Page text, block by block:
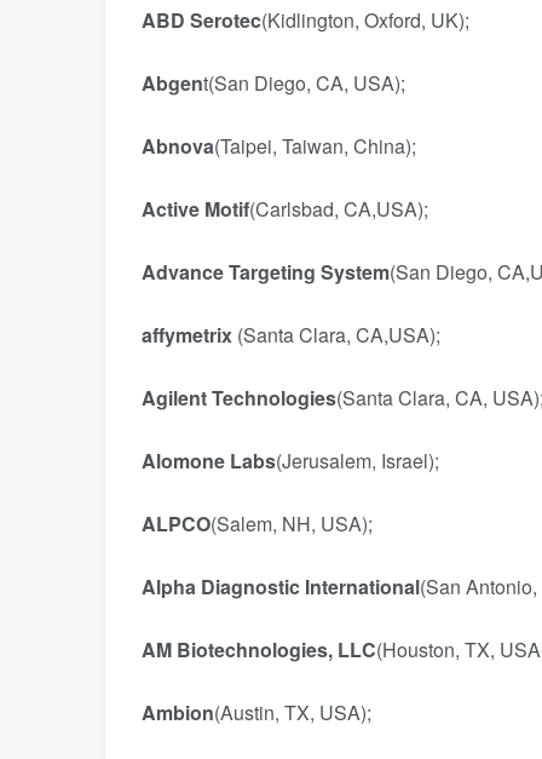
ABD Serotec(Kidlington, Oxford, UK);
Abgent(San Diego, CA, USA);
Abnova(Taipei, Taiwan, China);
Active Motif(Carlsbad, CA,USA);
Advance Targeting System(San Diego,
affymetrix (Santa Clara, CA,USA);
Agilent Technologies(Santa Clara, CA, USA);
Alomone Labs(Jerusalem, Israel);
ALPCO(Salem, NH, USA);
Alpha Diagnostic International(San
AM Biotechnologies, LLC(Houston, TX,
Ambion(Austin, TX, USA);